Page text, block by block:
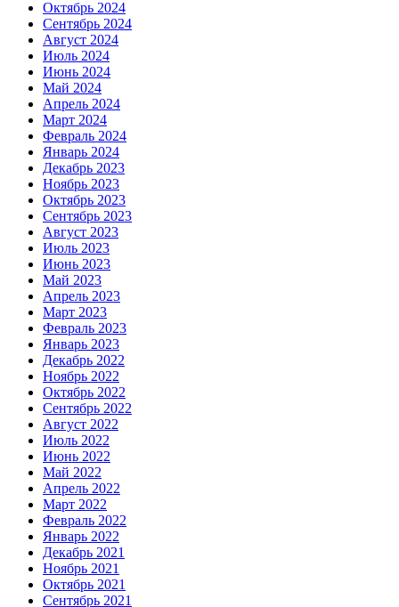
Октябрь 2024
Сентябрь 2024
Август 2024
Июль 2024
Июнь 2024
Май 2024
Апрель 2024
Март 2024
Февраль 2024
Январь 2024
Декабрь 2023
Ноябрь 2023
Октябрь 2023
Сентябрь 2023
Август 2023
Июль 2023
Июнь 2023
Май 2023
Апрель 2023
Март 2023
Февраль 2023
Январь 2023
Декабрь 2022
Ноябрь 2022
Октябрь 2022
Сентябрь 2022
Август 2022
Июль 2022
Июнь 2022
Май 2022
Апрель 2022
Март 2022
Февраль 2022
Январь 2022
Декабрь 2021
Ноябрь 2021
Октябрь 2021
Сентябрь 2021